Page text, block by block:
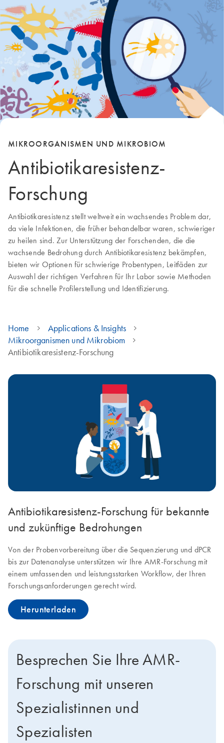
MIKROORGANISMEN UND MIKROBIOM
Antibiotikaresistenz-
Forschung
Antibiotikaresistenz stellt weltweit ein wachsendes Problem dar,
da viele Infektionen, die früher behandelbar waren, schwieriger
zu heilen sind. Zur Unterstützung der Forschenden, die die
wachsende Bedrohung durch Antibiotikaresistenz bekämpfen,
bieten wir Optionen für schwierige Probentypen, Leitfäden zur
Auswahl der richtigen Verfahren für Ihr Labor sowie Methoden
für die schnelle Profilerstellung und Identifizierung.
Home
Applications & Insights
Mikroorganismen und Mikrobiom
Antibiotikaresistenz-Forschung
Antibiotikaresistenz-Forschung für bekannte
und zukünftige Bedrohungen
Von der Probenvorbereitung über die Sequenzierung und dPCR
bis zur Datenanalyse unterstützen wir Ihre AMR-Forschung mit
einem umfassenden und leistungsstarken Workflow, der Ihren
Forschungsanforderungen gerecht wird.
Herunterladen
Besprechen Sie Ihre AMR-
Forschung mit unseren
Spezialistinnen und
Spezialisten